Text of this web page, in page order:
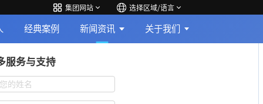
集团网站 选择区域/语言
经典案例 新闻资讯 关于我们
服务与支持
的姓名